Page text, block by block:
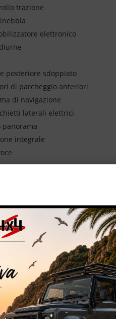
trazione
elettronico
posteriore sdoppiato
di parcheggio anteriori
di navigazione
laterali elettrici
panorama
integrale
– allestimento Limited –
interni in pelle bicolore –
apribile – specchietti